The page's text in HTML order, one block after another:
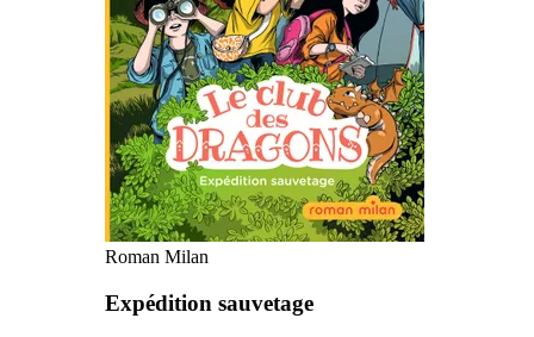
Roman Milan
Expédition sauvetage